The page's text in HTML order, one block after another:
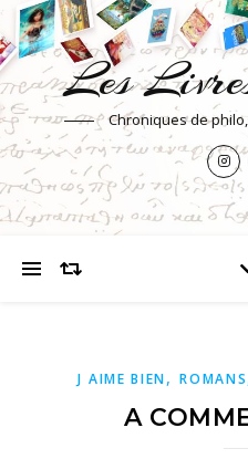
Les
Chroniques de
J AIME BIEN,ROMANS
A